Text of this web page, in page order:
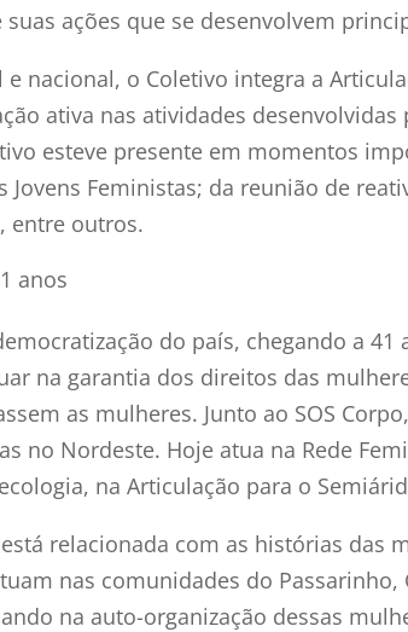
ações que se desenvolvem
nacional, o Coletivo integra a
ativa nas atividades
esteve presente em momentos
Feministas; da reunião de
entre outros.
anos
do país, chegando a 41
na garantia dos direitos das
as mulheres. Junto ao SOS
no Nordeste. Hoje atua na Rede
na Articulação para o
relacionada com as histórias das
nas comunidades do
na auto-organização dessas